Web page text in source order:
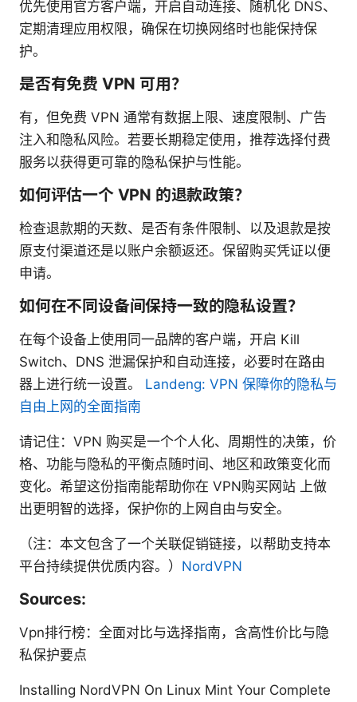
优先使用官方客户端，开启自动连接、随机化 DNS、
定期清理应用权限，确保在切换网络时也能保持保
护。
是否有免费 VPN 可用？
有，但免费 VPN 通常有数据上限、速度限制、广告
注入和隐私风险。若要长期稳定使用，推荐选择付费
服务以获得更可靠的隐私保护与性能。
如何评估一个 VPN 的退款政策？
检查退款期的天数、是否有条件限制、以及退款是按
原支付渠道还是以账户余额返还。保留购买凭证以便
申请。
如何在不同设备间保持一致的隐私设置？
在每个设备上使用同一品牌的客户端，开启 Kill
Switch、DNS 泄漏保护和自动连接，必要时在路由
器上进行统一设置。 Landeng: VPN 保障你的隐私与
自由上网的全面指南
请记住：VPN 购买是一个个人化、周期性的决策，价
格、功能与隐私的平衡点随时间、地区和政策变化而
变化。希望这份指南能帮助你在 VPN购买网站 上做
出更明智的选择，保护你的上网自由与安全。
（注：本文包含了一个关联促销链接，以帮助支持本
平台持续提供优质内容。） NordVPN
Sources:
Vpn排行榜：全面对比与选择指南，含高性价比与隐
私保护要点
Installing NordVPN On Linux Mint Your Complete